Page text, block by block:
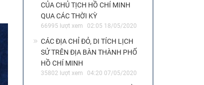
CỦA CHỦ TỊCH HỒ CHÍ MINH
QUA CÁC THỜI KỲ
66995 lượt xem 02:05 18/05/2020
CÁC ĐỊA CHỈ ĐỎ, DI TÍCH LỊCH
SỬ TRÊN ĐỊA BÀN THÀNH PHỐ
HỒ CHÍ MINH
35802 lượt xem 04:20 07/05/2020